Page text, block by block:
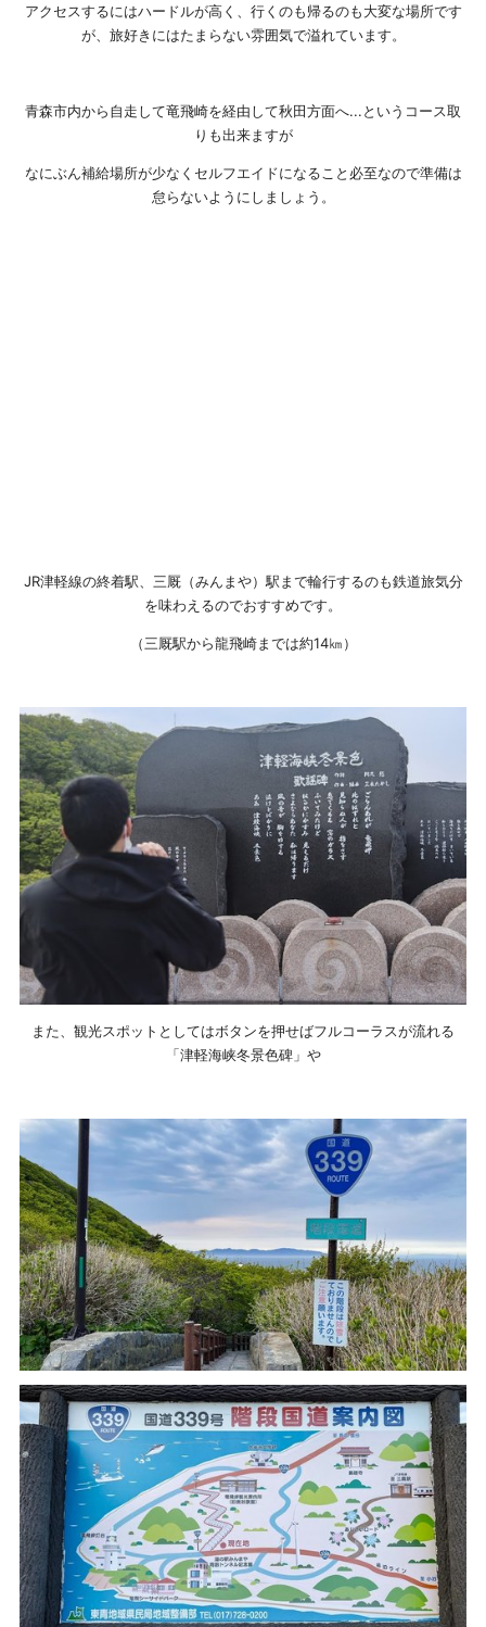
アクセスするにはハードルが高く、行くのも帰るのも大変な場所です
が、旅好きにはたまらない雰囲気で溢れています。
青森市内から自走して竜飛崎を経由して秋田方面へ...というコース取
りも出来ますが
なにぶん補給場所が少なくセルフエイドになること必至なので準備は
怠らないようにしましょう。
JR津軽線の終着駅、三厩（みんまや）駅まで輪行するのも鉄道旅気分
を味わえるのでおすすめです。
（三厩駅から龍飛崎までは約14㎞）
また、観光スポットとしてはボタンを押せばフルコーラスが流れる
「津軽海峡冬景色碑」や